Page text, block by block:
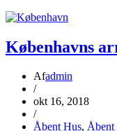
Københavns
Afadmin
/
okt 16, 2018
/
Åbent Hus, Åbent